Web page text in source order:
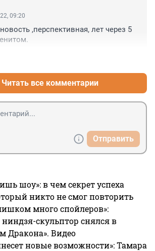
09:20
,перспективная, лет через 5
Читать все комментарии
Отправить
шоу»: в чем секрет успеха
никто не смог повторить
много спойлеров»:
скульптор снялся в
Дракона». Видео
новые возможности»: Тамара